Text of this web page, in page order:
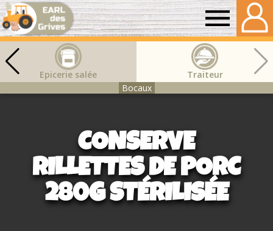
Earl
des
grives
Epicerie salée
Traiteur
Bocaux
CONSERVE
RILLETTES DE PORC
280G STÉRILISÉE